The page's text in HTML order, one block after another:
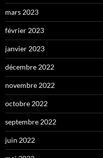
mars 2023
février 2023
janvier 2023
décembre 2022
novembre 2022
octobre 2022
septembre 2022
juin 2022